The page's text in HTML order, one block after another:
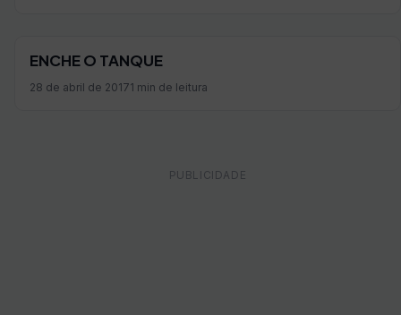
ENCHE O TANQUE
28 de abril de 20171 min de leitura